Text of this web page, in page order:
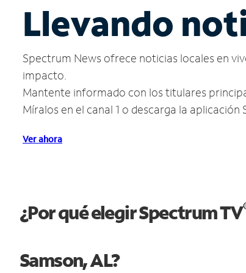
Llevando
Spectrum News ofrece noticias locales en
impacto.
Mantente informado con los titulares
Míralos en el canal 1 o descarga la aplicación
Ver ahora
¿Por qué elegir Spectrum TV
Samson, AL?